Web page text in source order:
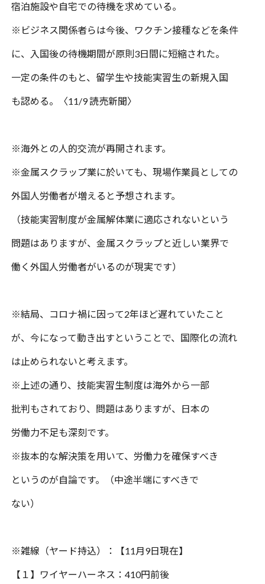
宿泊施設や自宅での待機を求めている。
※ ビジネス関係者らは今後、ワクチン接種などを条件
に、入国後の待機期間が原則3日間に短縮された。
一定の条件のもと、留学生や技能実習生の新規入国
も認める。〈11/9読売新聞〉
※海外との人的交流が再開されます。
※金属スクラップ業に於いても、 現場作業員としての
外国人労働者が増えると予想されます。
（技能実習制度が金属解体業に適応されないという
問題はありますが、 金属スクラップと近しい業界で
働く外国人労働者がいるのが現実です）
※結局、コロナ禍に因って2年ほど遅れていたこと
が、今になって動き出す ということで、国際化の流れ
は止められないと考えます。
※ 上述の通り、技能実習生制度は海外から一部
批判もされており、問題はありますが、日本の
労働力不足も深刻です。
※抜本的な解決策を用いて、労働力を確保すべき
というのが自論です。（中途半端にすべきで
ない）
※雑線（ヤード持込）：【11 月9日現在】
【１】ワイヤーハーネス： 410円前後